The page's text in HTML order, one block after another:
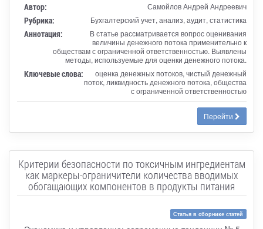
Автор: Самойлов Андрей Андреевич
Рубрика: Бухгалтерский учет, анализ, аудит, статистика
Аннотация:
В статье рассматривается вопрос оценивания
величины денежного потока применительно к
обществам с ограниченной ответственностью. Выявлены
методы, используемые для оценки денежного потока.
Ключевые слова:
оценка денежных потоков, чистый денежный
поток, ликвидность денежного потока, общества
с ограниченной ответственностью
Перейти
Критерии безопасности по токсичным ингредиентам
как маркеры-ограничители количества вводимых
обогащающих компонентов в продукты питания
Статья в сборнике статей